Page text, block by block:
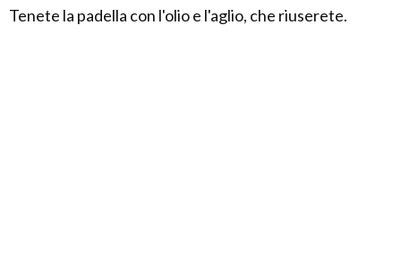
Tenete la padella con l'olio e l'aglio, che riuserete.